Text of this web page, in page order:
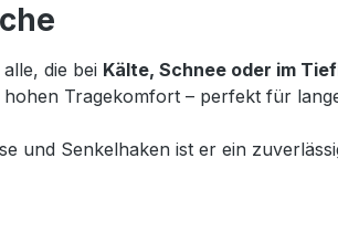
die bei Kälte, Schnee oder im
Tragekomfort – perfekt für
und Senkelhaken ist er ein